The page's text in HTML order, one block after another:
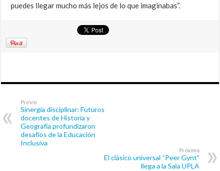
puedes llegar mucho más lejos de lo que imaginabas”.
Previo
Sinergia disciplinar: Futuros
docentes de Historia y
Geografía profundizaron
desafíos de la Educación
Inclusiva
Próximo
El clásico universal “Peer Gynt”
llega a la Sala UPLA